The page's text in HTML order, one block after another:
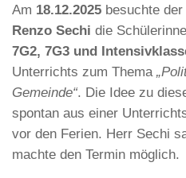
Am 18.12.2025 besuchte
Renzo Sechi die
7G2, 7G3 und
Unterrichts zum Thema
Gemeinde“. Die Idee zu
spontan aus einer
vor den Ferien. Herr Sechi
machte den Termin möglich.